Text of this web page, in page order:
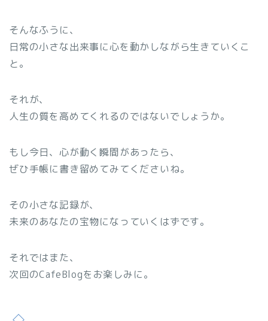
そんなふうに、
日常の小さな出来事に心を動かしながら生きていくこ
と。
それが、
人生の質を高めてくれるのではないでしょうか。
もし今日、心が動く瞬間があったら、
ぜひ手帳に書き留めてみてくださいね。
その小さな記録が、
未来のあなたの宝物になっていくはずです。
それではまた、
次回のCafeBlogをお楽しみに。